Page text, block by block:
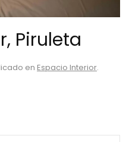
Piruleta
en Espacio Interior.